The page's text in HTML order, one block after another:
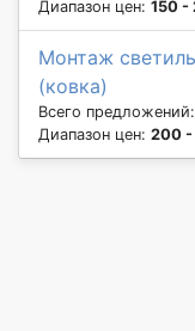
Диапазон цен: 150 -
Монтаж
(ковка)
Всего предложений:
Диапазон цен: 200